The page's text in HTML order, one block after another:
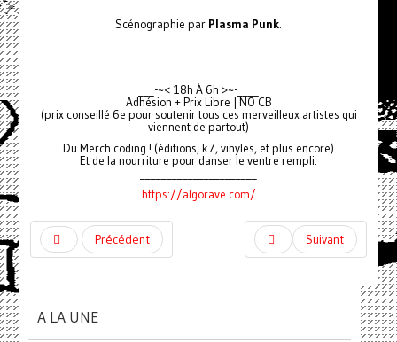
Scénographie par Plasma Punk.
___-~< 18h À 6h >~-____
Adhésion + Prix Libre | NO CB
(prix conseillé 6e pour soutenir tous ces merveilleux artistes qui
viennent de partout)
Du Merch coding ! (éditions, k7, vinyles, et plus encore)
Et de la nourriture pour danser le ventre rempli.
https://algorave.com/
Précédent Suivant
A LA UNE